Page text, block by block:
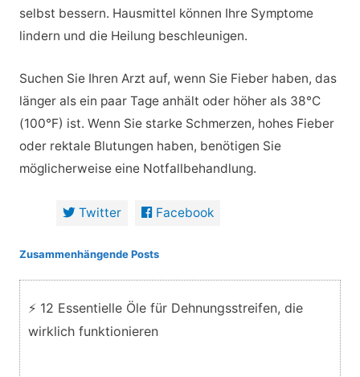
selbst bessern. Hausmittel können Ihre Symptome
lindern und die Heilung beschleunigen.
Suchen Sie Ihren Arzt auf, wenn Sie Fieber haben, das
länger als ein paar Tage anhält oder höher als 38°C
(100°F) ist. Wenn Sie starke Schmerzen, hohes Fieber
oder rektale Blutungen haben, benötigen Sie
möglicherweise eine Notfallbehandlung.
Twitter Facebook
Zusammenhängende Posts
⚡ 12 Essentielle Öle für Dehnungsstreifen, die
wirklich funktionieren